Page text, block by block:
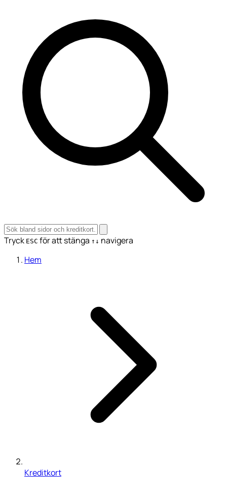
Tryck ESC för att stänga ↑↓ navigera
Hem
Kreditkort